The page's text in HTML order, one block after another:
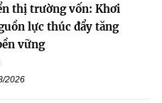
thị trường vốn: Khơi
lực thúc đẩy tăng
vững
2026